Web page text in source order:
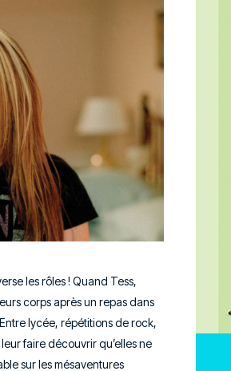
les rôles ! Quand Tess,
corps après un repas dans
lycée, répétitions de rock,
faire découvrir qu’elles ne
sur les mésaventures